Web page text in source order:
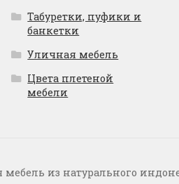
Табуретки, пуфики и
банкетки
Уличная мебель
Цвета плетеной
мебели
мебель из натурального